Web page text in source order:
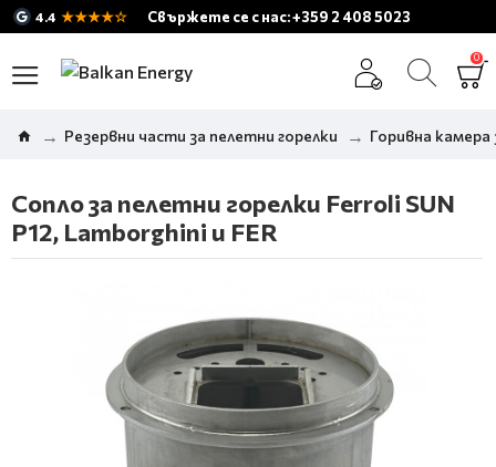
4.4 ★★★★☆ Свържете се с нас: +359 2 408 5023
0
Резервни части за пелетни горелки Горивна камера
Сопло за пелетни горелки Ferroli SUN
P12, Lamborghini и FER